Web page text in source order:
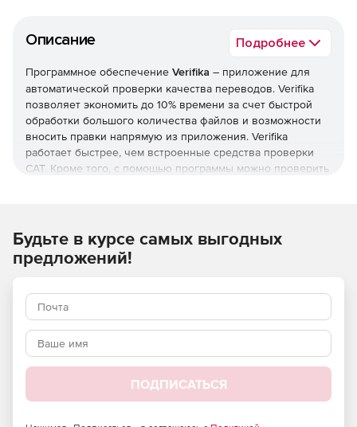
Описание Подробнее
Программное обеспечение Verifika – приложение для
автоматической проверки качества переводов. Verifika
позволяет экономить до 10% времени за счет быстрой
обработки большого количества файлов и возможности
вносить правки напрямую из приложения. Verifika
работает быстрее, чем встроенные средства проверки
CAT. Кроме того, с помощью программы можно проверить
Список ошибок, которые программа автоматически
обнаруживает и позволяет отредактировать на лету:
Не переведенные сегменты.
Слова, которые не должны переводиться.
Соблюдение базовых правил языка перевода.
Форматирование текста.
Повторяющиеся слова.
Будьте в курсе самых выгодных
предложений!
ПОДПИСАТЬСЯ